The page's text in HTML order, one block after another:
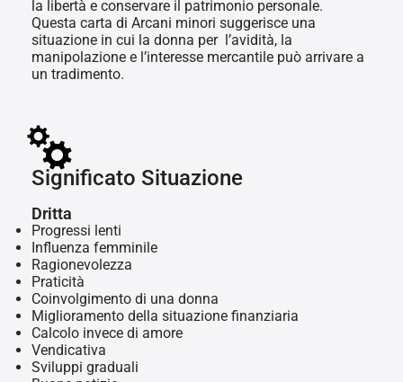
la libertà e conservare il patrimonio personale.
Questa carta di Arcani minori suggerisce una
situazione in cui la donna per l’avidità, la
manipolazione e l’interesse mercantile può arrivare a
un tradimento.
Significato Situazione
Dritta
Progressi lenti
Influenza femminile
Ragionevolezza
Praticità
Coinvolgimento di una donna
Miglioramento della situazione finanziaria
Calcolo invece di amore
Vendicativa
Sviluppi graduali